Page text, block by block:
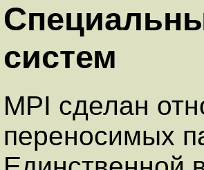
систем
MPI сделан
переносимых